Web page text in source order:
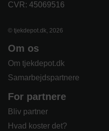
CVR: 45069516
© tjekdepot.dk, 2026
Om os
Om tjekdepot.dk
Samarbejdspartnere
For partnere
Bliv partner
Hvad koster det?